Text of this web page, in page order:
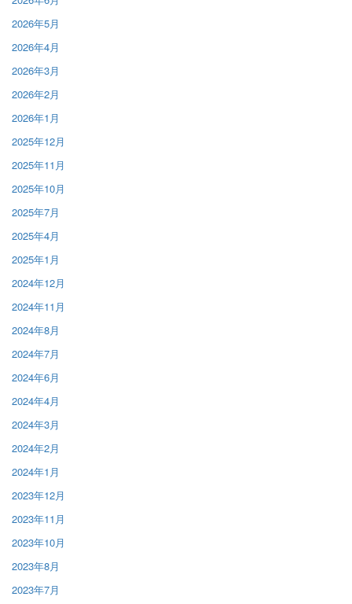
2026年5月
2026年4月
2026年3月
2026年2月
2026年1月
2025年12月
2025年11月
2025年10月
2025年7月
2025年4月
2025年1月
2024年12月
2024年11月
2024年8月
2024年7月
2024年6月
2024年4月
2024年3月
2024年2月
2024年1月
2023年12月
2023年11月
2023年10月
2023年8月
2023年7月